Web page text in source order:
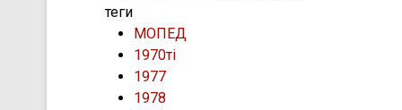
теги
МОПЕД
1970ті
1977
1978